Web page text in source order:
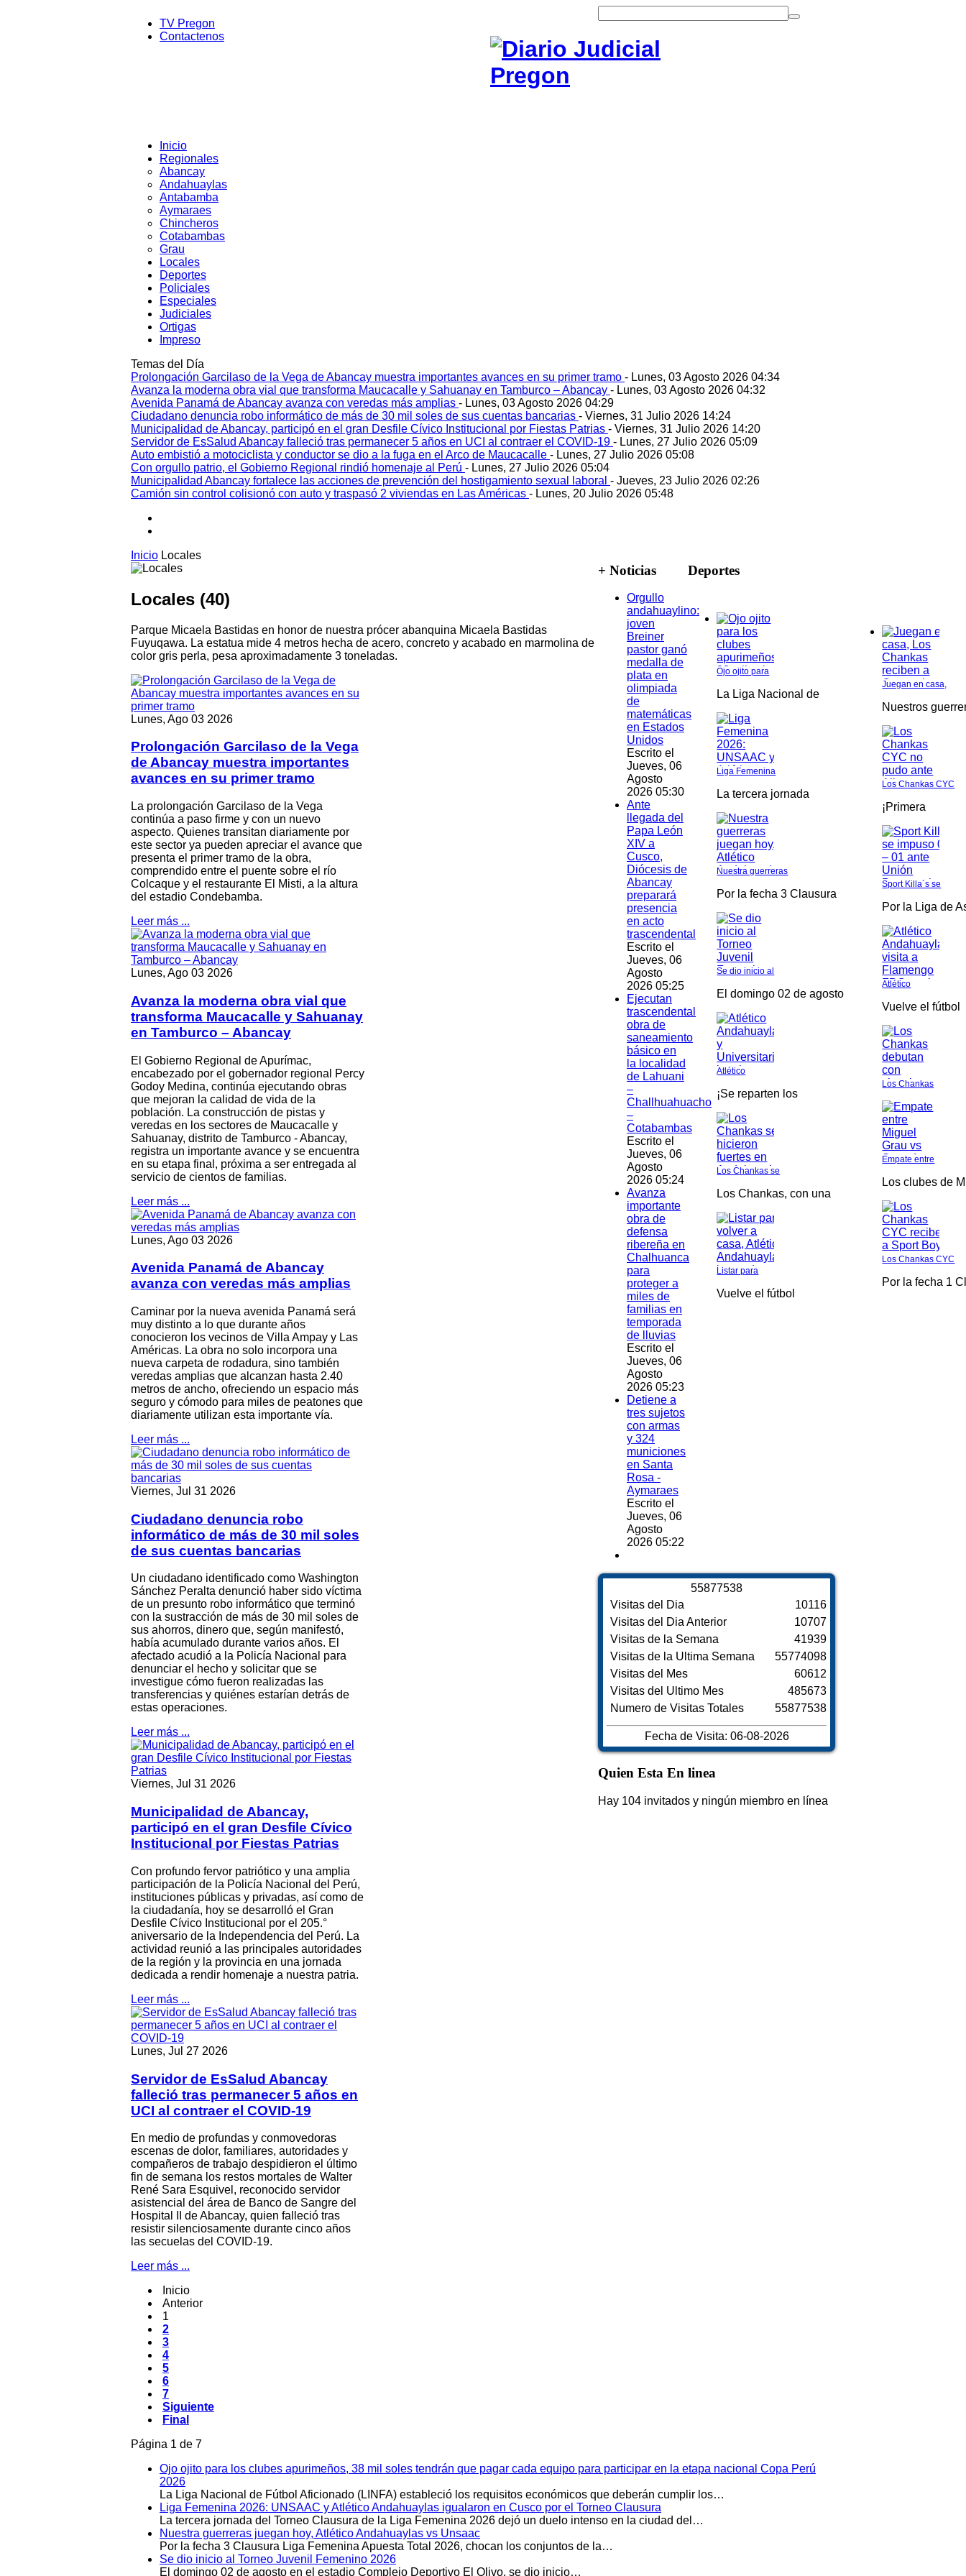
TV Pregon
Contactenos
Inicio
Regionales
Abancay
Andahuaylas
Antabamba
Aymaraes
Chincheros
Cotabambas
Grau
Locales
Deportes
Policiales
Especiales
Judiciales
Ortigas
Impreso
Temas del Día
Prolongación Garcilaso de la Vega de Abancay muestra importantes avances en su primer tramo - Lunes, 03 Agosto 2026 04:34
Avanza la moderna obra vial que transforma Maucacalle y Sahuanay en Tamburco – Abancay - Lunes, 03 Agosto 2026 04:32
Avenida Panamá de Abancay avanza con veredas más amplias - Lunes, 03 Agosto 2026 04:29
Ciudadano denuncia robo informático de más de 30 mil soles de sus cuentas bancarias - Viernes, 31 Julio 2026 14:24
Municipalidad de Abancay, participó en el gran Desfile Cívico Institucional por Fiestas Patrias - Viernes, 31 Julio 2026 14:20
Servidor de EsSalud Abancay falleció tras permanecer 5 años en UCI al contraer el COVID-19 - Lunes, 27 Julio 2026 05:09
Auto embistió a motociclista y conductor se dio a la fuga en el Arco de Maucacalle - Lunes, 27 Julio 2026 05:08
Con orgullo patrio, el Gobierno Regional rindió homenaje al Perú - Lunes, 27 Julio 2026 05:04
Municipalidad Abancay fortalece las acciones de prevención del hostigamiento sexual laboral - Jueves, 23 Julio 2026 02:26
Camión sin control colisionó con auto y traspasó 2 viviendas en Las Américas - Lunes, 20 Julio 2026 05:48
Inicio Locales
Locales (40)
Parque Micaela Bastidas en honor de nuestra prócer abanquina Micaela Bastidas
Fuyuqawa. La estatua mide 4 metros hecha de acero, concreto y acabado en marmolina de
color gris perla, pesa aproximadamente 3 toneladas.
Lunes, Ago 03 2026
Prolongación Garcilaso de la Vega
de Abancay muestra importantes
avances en su primer tramo
La prolongación Garcilaso de la Vega
continúa a paso firme y con un nuevo
aspecto. Quienes transitan diariamente por
este sector ya pueden apreciar el avance que
presenta el primer tramo de la obra,
comprendido entre el puente sobre el río
Colcaque y el restaurante El Misti, a la altura
del estadio Condebamba.
Leer más ...
Lunes, Ago 03 2026
Avanza la moderna obra vial que
transforma Maucacalle y Sahuanay
en Tamburco – Abancay
El Gobierno Regional de Apurímac,
encabezado por el gobernador regional Percy
Godoy Medina, continúa ejecutando obras
que mejoran la calidad de vida de la
población. La construcción de pistas y
veredas en los sectores de Maucacalle y
Sahuanay, distrito de Tamburco - Abancay,
registra un importante avance y se encuentra
en su etapa final, próxima a ser entregada al
servicio de cientos de familias.
Leer más ...
Lunes, Ago 03 2026
Avenida Panamá de Abancay
avanza con veredas más amplias
Caminar por la nueva avenida Panamá será
muy distinto a lo que durante años
conocieron los vecinos de Villa Ampay y Las
Américas. La obra no solo incorpora una
nueva carpeta de rodadura, sino también
veredas amplias que alcanzan hasta 2.40
metros de ancho, ofreciendo un espacio más
seguro y cómodo para miles de peatones que
diariamente utilizan esta importante vía.
Leer más ...
Viernes, Jul 31 2026
Ciudadano denuncia robo
informático de más de 30 mil soles
de sus cuentas bancarias
Un ciudadano identificado como Washington
Sánchez Peralta denunció haber sido víctima
de un presunto robo informático que terminó
con la sustracción de más de 30 mil soles de
sus ahorros, dinero que, según manifestó,
había acumulado durante varios años. El
afectado acudió a la Policía Nacional para
denunciar el hecho y solicitar que se
investigue cómo fueron realizadas las
transferencias y quiénes estarían detrás de
estas operaciones.
Leer más ...
Viernes, Jul 31 2026
Municipalidad de Abancay,
participó en el gran Desfile Cívico
Institucional por Fiestas Patrias
Con profundo fervor patriótico y una amplia
participación de la Policía Nacional del Perú,
instituciones públicas y privadas, así como de
la ciudadanía, hoy se desarrolló el Gran
Desfile Cívico Institucional por el 205.°
aniversario de la Independencia del Perú. La
actividad reunió a las principales autoridades
de la región y la provincia en una jornada
dedicada a rendir homenaje a nuestra patria.
Leer más ...
Lunes, Jul 27 2026
Servidor de EsSalud Abancay
falleció tras permanecer 5 años en
UCI al contraer el COVID-19
En medio de profundas y conmovedoras
escenas de dolor, familiares, autoridades y
compañeros de trabajo despidieron el último
fin de semana los restos mortales de Walter
René Sara Esquivel, reconocido servidor
asistencial del área de Banco de Sangre del
Hospital II de Abancay, quien falleció tras
resistir silenciosamente durante cinco años
las secuelas del COVID-19.
Leer más ...
Inicio
Anterior
1
2
3
4
5
6
7
Siguiente
Final
Página 1 de 7
+ Noticias
Orgullo
andahuaylino:
joven
Breiner
pastor ganó
medalla de
plata en
olimpiada
de
matemáticas
en Estados
Unidos
Escrito el
Jueves, 06
Agosto
2026 05:30
Ante
llegada del
Papa León
XIV a
Cusco,
Diócesis de
Abancay
preparará
presencia
en acto
trascendental
Escrito el
Jueves, 06
Agosto
2026 05:25
Ejecutan
trascendental
obra de
saneamiento
básico en
la localidad
de Lahuani
–
Challhuahuacho
–
Cotabambas
Escrito el
Jueves, 06
Agosto
2026 05:24
Avanza
importante
obra de
defensa
ribereña en
Chalhuanca
para
proteger a
miles de
familias en
temporada
de lluvias
Escrito el
Jueves, 06
Agosto
2026 05:23
Detiene a
tres sujetos
con armas
y 324
municiones
en Santa
Rosa -
Aymaraes
Escrito el
Jueves, 06
Agosto
2026 05:22
Deportes
Ojo ojito para
La Liga Nacional de
Liga Femenina
La tercera jornada
Nuestra guerreras
Por la fecha 3 Clausura
Se dio inicio al
El domingo 02 de agosto
Atlético
¡Se reparten los
Los Chankas se
Los Chankas, con una
Listar para
Vuelve el fútbol
Juegan en casa,
Nuestros
Los Chankas CYC
¡Primera
Sport Killa´s se
Por la Liga de
Atlético
Vuelve el fútbol
Los Chankas
Empate entre
Los clubes de
Los Chankas CYC
Por la fecha 1
55877538
Visitas del Dia
Visitas del Dia Anterior
Visitas de la Semana
Visitas de la Ultima Semana
Visitas del Mes
Visitas del Ultimo Mes
Numero de Visitas Totales
10116
10707
41939
55774098
60612
485673
55877538
Fecha de Visita: 06-08-2026
Quien Esta En linea
Hay 104 invitados y ningún miembro en línea
Ojo ojito para los clubes apurimeños, 38 mil soles tendrán que pagar cada equipo para participar en la etapa nacional Copa Perú
2026
La Liga Nacional de Fútbol Aficionado (LINFA) estableció los requisitos económicos que deberán cumplir los…
Liga Femenina 2026: UNSAAC y Atlético Andahuaylas igualaron en Cusco por el Torneo Clausura
La tercera jornada del Torneo Clausura de la Liga Femenina 2026 dejó un duelo intenso en la ciudad del…
Nuestra guerreras juegan hoy, Atlético Andahuaylas vs Unsaac
Por la fecha 3 Clausura Liga Femenina Apuesta Total 2026, chocan los conjuntos de la…
Se dio inicio al Torneo Juvenil Femenino 2026
El domingo 02 de agosto en el estadio Complejo Deportivo El Olivo, se dio inicio…